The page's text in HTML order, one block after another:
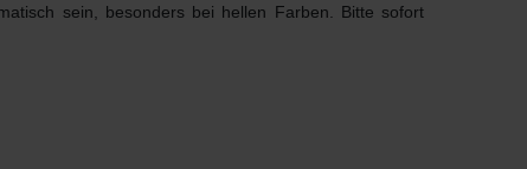
sein, besonders bei hellen Farben. Bitte sofort